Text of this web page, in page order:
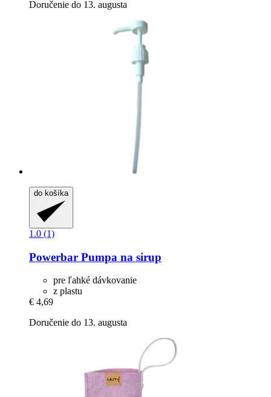
Doručenie do 13. augusta
do košíka
1.0 (1)
Powerbar Pumpa na sirup
pre ľahké dávkovanie
z plastu
€ 4,69
Doručenie do 13. augusta